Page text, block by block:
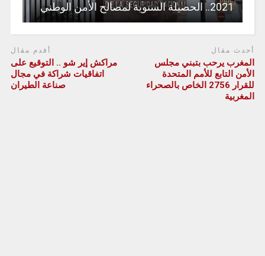
2021.. الحصيلة السنوية لمصالح الأمن الوطني
أحدث مقال
المغرب يرحب بتبني مجلس
الأمن التابع للأمم المتحدة
للقرار 2756 الخاص بالصحراء
المغربية
أقدم مقال
مراكش إير شو .. التوقيع على
اتفاقيات شراكة في مجال
صناعة الطيران